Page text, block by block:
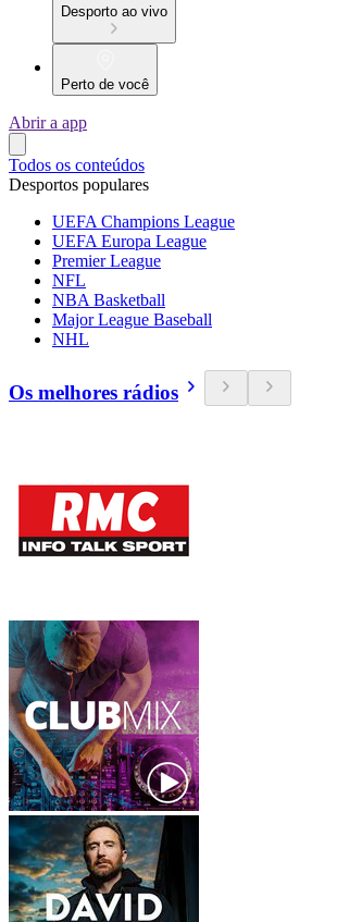
Desporto ao vivo
Perto de você
Abrir a app
Todos os conteúdos
Desportos populares
UEFA Champions League
UEFA Europa League
Premier League
NFL
NBA Basketball
Major League Baseball
NHL
Os melhores rádios